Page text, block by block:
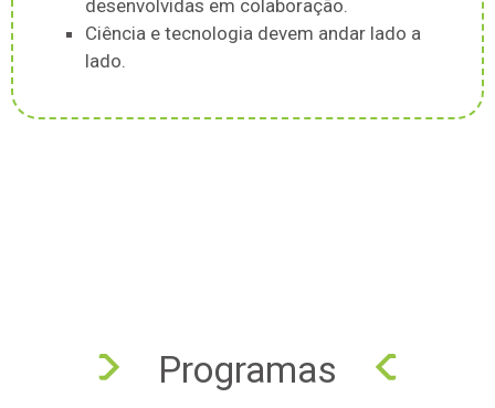
desenvolvidas em colaboração.
Ciência e tecnologia devem andar lado a
lado.
Programas